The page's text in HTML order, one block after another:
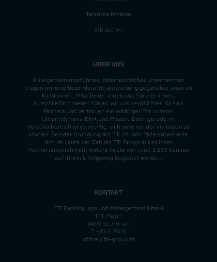
Talenteschmiede
Job suchen
ÜBER UNS
Als eigentümergeführtes, österreichisches Unternehmen
tragen wir eine besondere Verantwortung gegenüber unseren
Kund:innen, Mitarbeiter:innen und Partner:innen.
Ausschließlich diesen fühlen wir uns verpflichtet. So sind
Fairness und Vertrauen ein wichtiger Teil unserer
Unternehmens-DNA und Mission . Denn gerade im
Personalbereich ist es wichtig, sich aufeinander verlassen zu
können. Seit der Gründung der TTI im Jahr 1989 entwickelte
sich im Laufe der Zeit die TTI Group mit all ihren
Tochterunternehmen, welche heute von rund 3.250 Kunden
auf ihrem Erfolgsweg begleitet werden.
KONTAKT
TTI Beteiligungs und Management GmbH
TTI-Platz 1
4490 St. Florian
T +43 5 7505
office@tti-group.at